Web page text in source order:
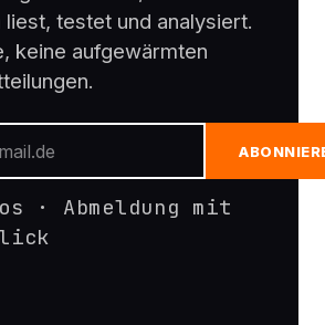
liest, testet und analysiert.
keine aufgewärmten
· Abmeldung mit